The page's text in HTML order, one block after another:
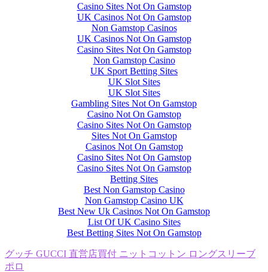
Casino Sites Not On Gamstop
UK Casinos Not On Gamstop
Non Gamstop Casinos
UK Casinos Not On Gamstop
Casino Sites Not On Gamstop
Non Gamstop Casino
UK Sport Betting Sites
UK Slot Sites
UK Slot Sites
Gambling Sites Not On Gamstop
Casino Not On Gamstop
Casino Sites Not On Gamstop
Sites Not On Gamstop
Casinos Not On Gamstop
Casino Sites Not On Gamstop
Casino Sites Not On Gamstop
Betting Sites
Best Non Gamstop Casino
Non Gamstop Casino UK
Best New Uk Casinos Not On Gamstop
List Of UK Casino Sites
Best Betting Sites Not On Gamstop
グッチ GUCCI 直営店買付 ニットコットン ロングスリーブ
ポロ